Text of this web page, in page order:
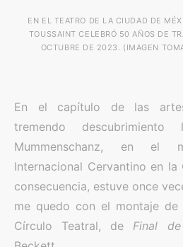
EN EL TEATRO DE LA CIUDAD DE
TOUSSAINT CELEBRÓ 50 AÑOS DE
OCTUBRE DE 2023. (IMAGEN
En el capítulo de las
tremendo
Mummenschanz, en el
Internacional Cervantino en
consecuencia, estuve once
me quedo con el montaje de
Círculo Teatral, de Final